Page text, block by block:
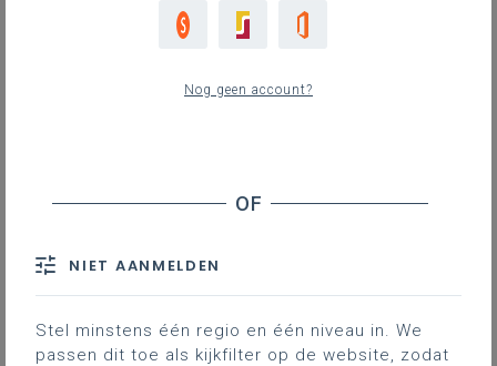
Inzetten op onthaalonderwijs
Onthaalonderwijs vanuit drie basisbehoeften
Werking onthaalonderwijs
Beleidsplan met acties
Een positieve uitdaging
Nog geen account?
NIET AANMELDEN
Stel minstens één regio en één niveau in. We
passen dit toe als kijkfilter op de website, zodat